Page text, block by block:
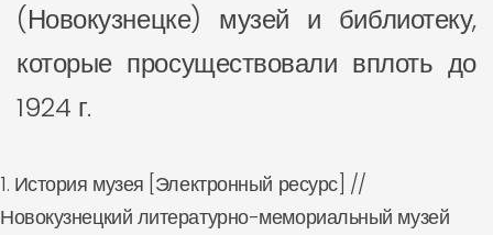
(Новокузнецке) музей и библиотеку,
которые просуществовали вплоть до
1924 г.
1. История музея [Электронный ресурс] //
Новокузнецкий литературно-мемориальный музей